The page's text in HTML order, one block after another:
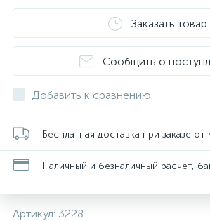
Заказать товар
Сообщить о
Добавить к сравнению
Бесплатная доставка при заказе
Наличный и безналичный расчет,
Артикул: 3228